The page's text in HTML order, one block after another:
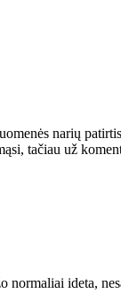
narių
tačiau už
normaliai ideta,